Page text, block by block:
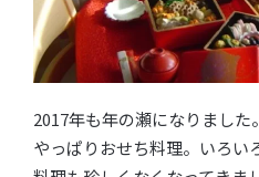
2017年も年の瀬になりました
やっぱりおせち料理。いろい